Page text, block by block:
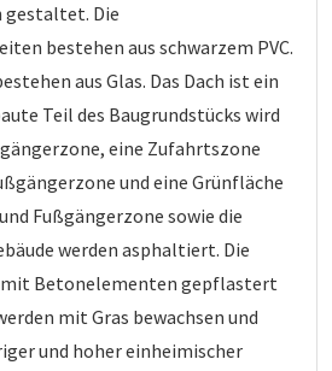
gestaltet. Die
bestehen aus schwarzem PVC.
aus Glas. Das Dach ist ein
Teil des Baugrundstücks wird
eine Zufahrtszone
und eine Grünfläche
Fußgängerzone sowie die
werden asphaltiert. Die
mit Betonelementen gepflastert
mit Gras bewachsen und
und hoher einheimischer